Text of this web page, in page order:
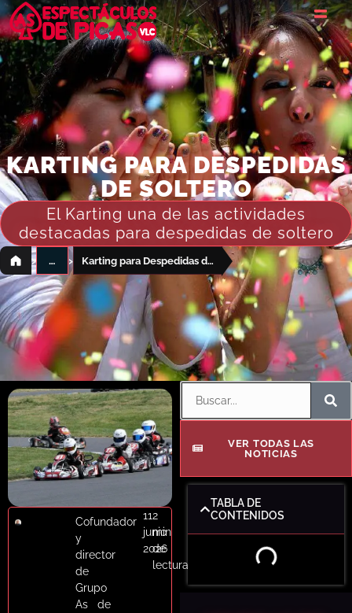
KARTING PARA DESPEDIDAS
DE SOLTERO
El Karting una de las actividades
destacadas para despedidas de soltero
› … › Karting para Despedidas de soltero
Cofundador
y
director
de
Grupo
As de
11
junio
2026
2
min
de
lectura
VER TODAS LAS
NOTICIAS
TABLA DE
CONTENIDOS